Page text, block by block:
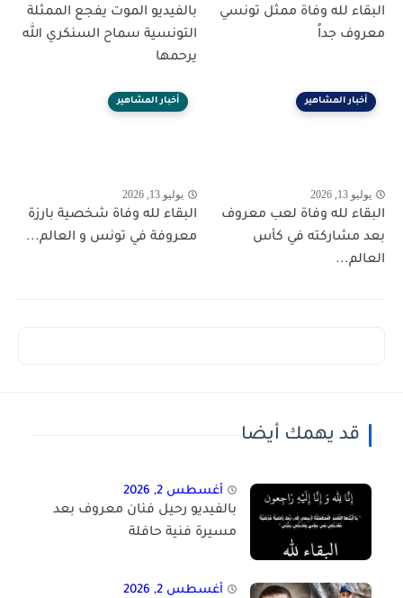
البقاء لله وفاة ممثل تونسي
معروف جداً
بالفيديو الموت يفجع الممثلة
التونسية سماح السنكري الله
يرحمها
أخبار المشاهير
يوليو 13, 2026
البقاء لله وفاة لعب معروف
بعد مشاركته في كأس
العالم...
أخبار المشاهير
يوليو 13, 2026
البقاء لله وفاة شخصية بارزة
معروفة في تونس و العالم...
قد يهمك أيضا
أغسطس 2, 2026
بالفيديو رحيل فنان معروف بعد
مسيرة فنية حافلة
أغسطس 2, 2026